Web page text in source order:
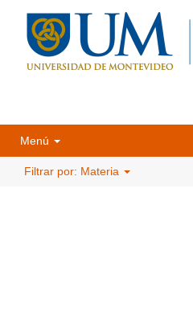
Menú
Filtrar por: Materia